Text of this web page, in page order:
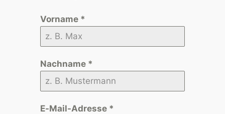
Vorname *
Nachname *
E-Mail-Adresse *